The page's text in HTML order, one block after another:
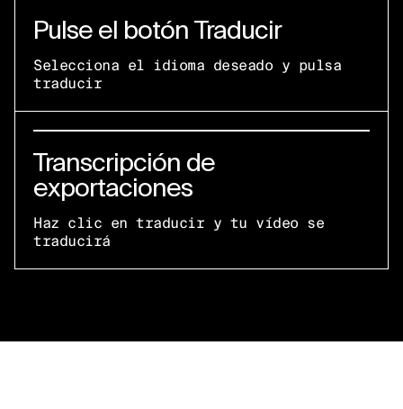
Pulse el botón Traducir
Selecciona el idioma deseado y pulsa
traducir
Transcripción de
exportaciones
Haz clic en traducir y tu vídeo se
traducirá